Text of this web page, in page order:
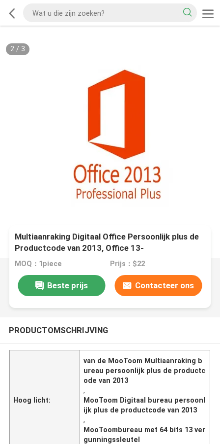
2/ 3
Multiaanraking Digitaal Office Persoonlijk plus de
Productcode van 2013, Office 13-
Vergunningssleutel met 64 bits
MOQ：1piece Prijs：$22
Beste prijs Contacteer ons
PRODUCTOMSCHRIJVING
Hoog licht:
van de MooToom Multiaanraking b
ureau persoonlijk plus de productc
ode van 2013
,
MooToom Digitaal bureau persoonl
ijk plus de productcode van 2013
,
MooToombureau met 64 bits 13 ver
gunningssleutel